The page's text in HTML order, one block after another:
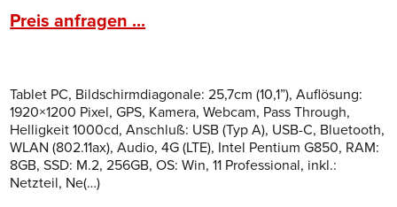
Preis anfragen ...
Tablet PC, Bildschirmdiagonale: 25,7cm (10,1”), Auflösung:
1920×1200 Pixel, GPS, Kamera, Webcam, Pass Through,
Helligkeit 1000cd, Anschluß: USB (Typ A), USB-C, Bluetooth,
WLAN (802.11ax), Audio, 4G (LTE), Intel Pentium G850, RAM:
8GB, SSD: M.2, 256GB, OS: Win, 11 Professional, inkl.:
Netzteil, Ne(…)